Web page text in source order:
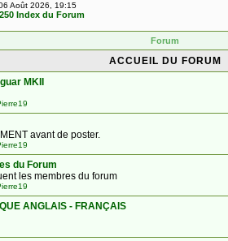
Août 2026, 19:15
Index du Forum
Forum
ACCUEIL DU FORUM
MKII
avant de poster.
du Forum
les membres du forum
ANGLAIS - FRANÇAIS